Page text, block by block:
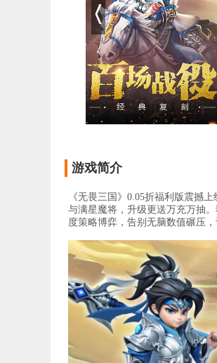
游戏简介
《无畏三国》0.05折福利版震撼
与满星魔将，升级更送万充万抽
度策略博弈，告别无脑数值碾压